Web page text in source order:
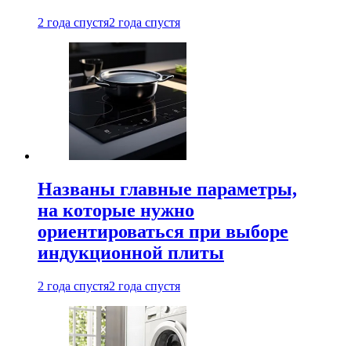
2 года спустя2 года спустя
Названы главные параметры,
на которые нужно
ориентироваться при выборе
индукционной плиты
2 года спустя2 года спустя